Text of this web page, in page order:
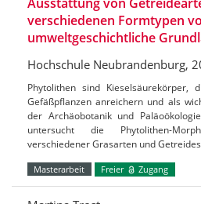
verschiedenen Formtypen
umweltgeschichtliche
Hochschule Neubrandenburg,
Phytolithen sind
Gefäßpflanzen anreichern und als
der Archäobotanik und
untersucht die Phytolithen-
verschiedener Grasarten und
Masterarbeit Freier Zugang